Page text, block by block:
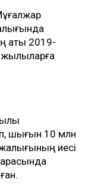
аты 2019-
шығын 10 млн
иесі